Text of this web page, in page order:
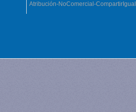
Atribución-NoComercial-